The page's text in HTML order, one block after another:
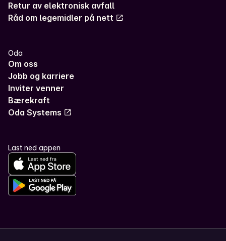
Retur av elektronisk avfall
Råd om legemidler på nett
Oda
Om oss
Jobb og karriere
Inviter venner
Bærekraft
Oda Systems
Last ned appen